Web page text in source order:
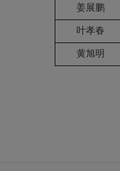
姜展鹏
叶孝春
黄旭明